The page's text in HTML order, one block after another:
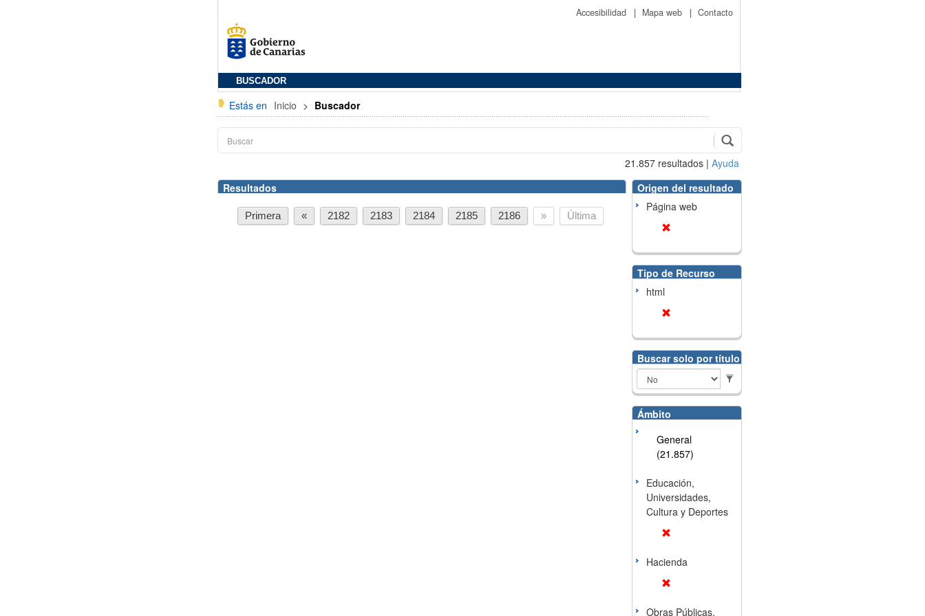
Accesibilidad | Mapa web | Contacto
BUSCADOR
Estás en Inicio > Buscador
21.857 resultados | Ayuda
Resultados
Primera « 2182 2183 2184 2185 2186 » Última
Origen del resultado
Página web
Tipo de Recurso
html
Buscar solo por título
Ámbito
General
(21.857)
Educación,
Universidades,
Cultura y Deportes
Hacienda
Obras Públicas,